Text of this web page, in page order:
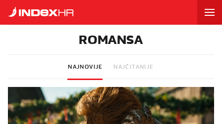
ROMANSA
NAJNOVIJE NAJČITANIJE